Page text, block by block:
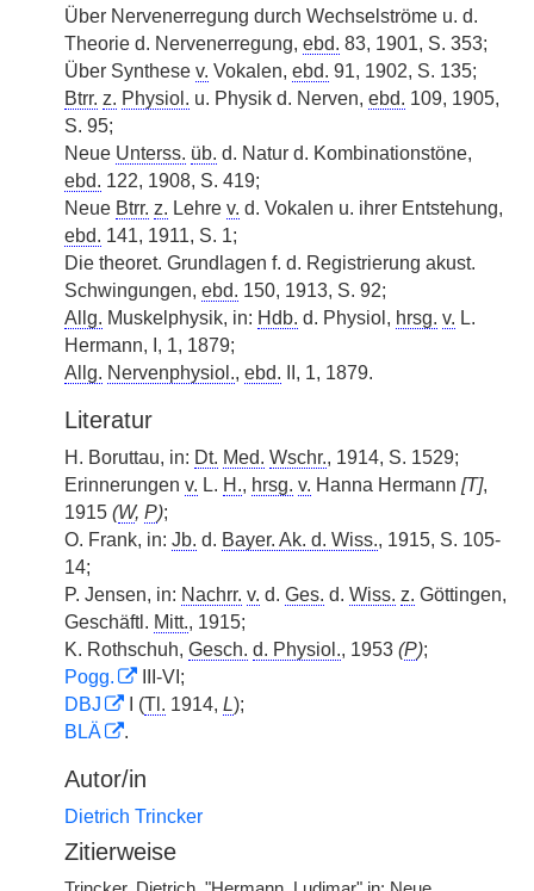
Über Nervenerregung durch Wechselströme u. d.
Theorie d. Nervenerregung, ebd. 83, 1901, S. 353;
Über Synthese v. Vokalen, ebd. 91, 1902, S. 135;
Btrr. z. Physiol. u. Physik d. Nerven, ebd. 109, 1905,
S. 95;
Neue Unterss. üb. d. Natur d. Kombinationstöne,
ebd. 122, 1908, S. 419;
Neue Btrr. z. Lehre v. d. Vokalen u. ihrer Entstehung,
ebd. 141, 1911, S. 1;
Die theoret. Grundlagen f. d. Registrierung akust.
Schwingungen, ebd. 150, 1913, S. 92;
Allg. Muskelphysik, in: Hdb. d. Physiol, hrsg. v. L.
Hermann, I, 1, 1879;
Allg. Nervenphysiol., ebd. II, 1, 1879.
Literatur
H. Boruttau, in: Dt. Med. Wschr., 1914, S. 1529;
Erinnerungen v. L. H., hrsg. v. Hanna Hermann [T],
1915 (W, P);
O. Frank, in: Jb. d. Bayer. Ak. d. Wiss., 1915, S. 105-
14;
P. Jensen, in: Nachrr. v. d. Ges. d. Wiss. z. Göttingen,
Geschäftl. Mitt., 1915;
K. Rothschuh, Gesch. d. Physiol., 1953 (P);
Pogg.
III-VI;
DBJ
I (Tl. 1914, L);
BLÄ
.
Autor/in
Dietrich Trincker
Zitierweise